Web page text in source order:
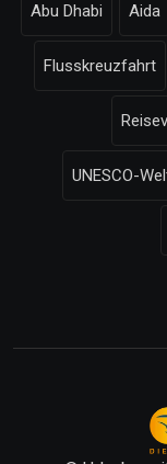
Abu Dhabi Aida
Flusskreuzfahrt
UNESCO-